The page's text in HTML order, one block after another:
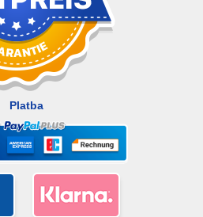
Platba